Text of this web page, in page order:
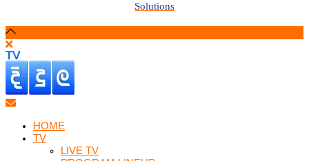
Solutions
HOME
TV
LIVE TV